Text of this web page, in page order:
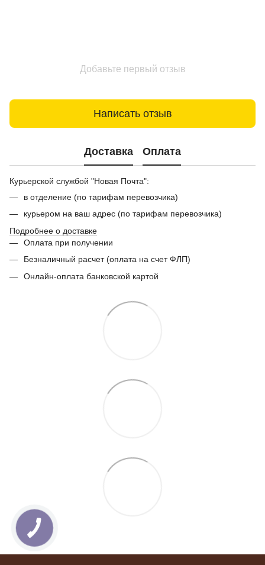
Добавьте первый отзыв
Написать отзыв
Доставка Оплата
Курьерской службой "Новая Почта":
в отделение (по тарифам перевозчика)
курьером на ваш адрес (по тарифам перевозчика)
Подробнее о доставке
Оплата при получении
Безналичный расчет (оплата на счет ФЛП)
Онлайн-оплата банковской картой